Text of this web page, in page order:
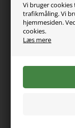
Vi bruger
trafikmåling. Vi
hjemmesiden.
cookies.
Læs mere
119,00
Vælg Størrelse
Varen er